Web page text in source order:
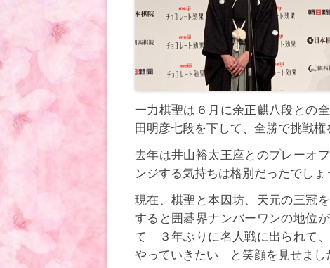
一力棋聖は６月に余正麒八段との
田明彦七段を下して、全勝で挑戦権
去年は井山裕太王座とのプレーオ
ンジする気持ちは格別だったでしょ
現在、棋聖と本因坊、天元の三冠
すると囲碁界ナンバーワンの地位
て「３年ぶりに名人戦に出られて
やっていきたい」と笑顔を見せまし